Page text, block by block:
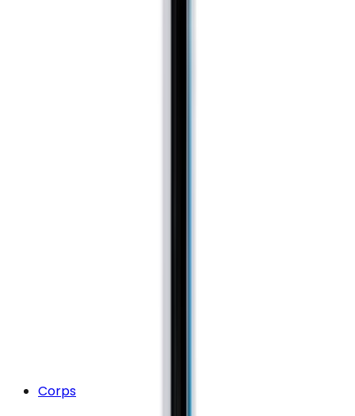
Corps